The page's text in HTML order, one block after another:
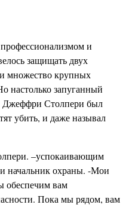
и
защищать двух
и множество крупных
настолько запуганный
Джеффри Столпери был
убить, и даже называл
–успокаивающим
начальник охраны. -Мои
обеспечим вам
Пока мы рядом, вам